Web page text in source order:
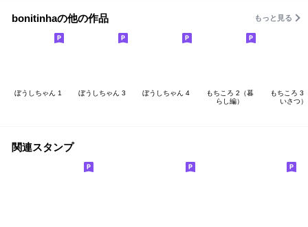
bonitinhaの他の作品 もっと見る
ぼうしちゃん 1 ぼうしちゃん 3 ぼうしちゃん 4
もちころ 2（暮
らし編）
もちころ 3
いさつ）
関連スタンプ